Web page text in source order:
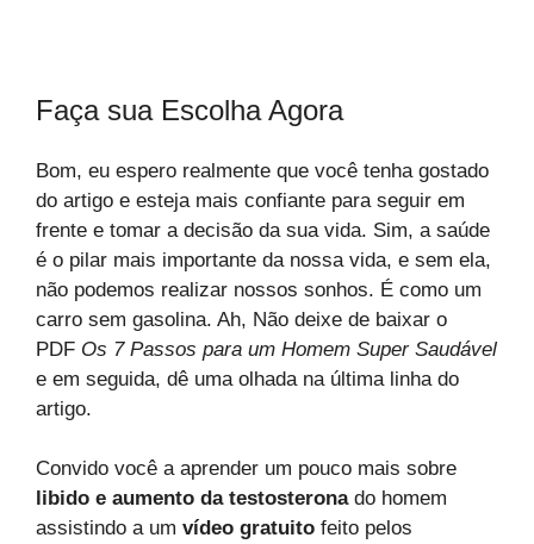
Faça sua Escolha Agora
Bom, eu espero realmente que você tenha gostado
do artigo e esteja mais confiante para seguir em
frente e tomar a decisão da sua vida. Sim, a saúde
é o pilar mais importante da nossa vida, e sem ela,
não podemos realizar nossos sonhos. É como um
carro sem gasolina. Ah, Não deixe de baixar o
PDF Os 7 Passos para um Homem Super Saudável
e em seguida, dê uma olhada na última linha do
artigo.
Convido você a aprender um pouco mais sobre
libido e aumento da testosteronado homem
assistindo a um vídeo gratuito feito pelos